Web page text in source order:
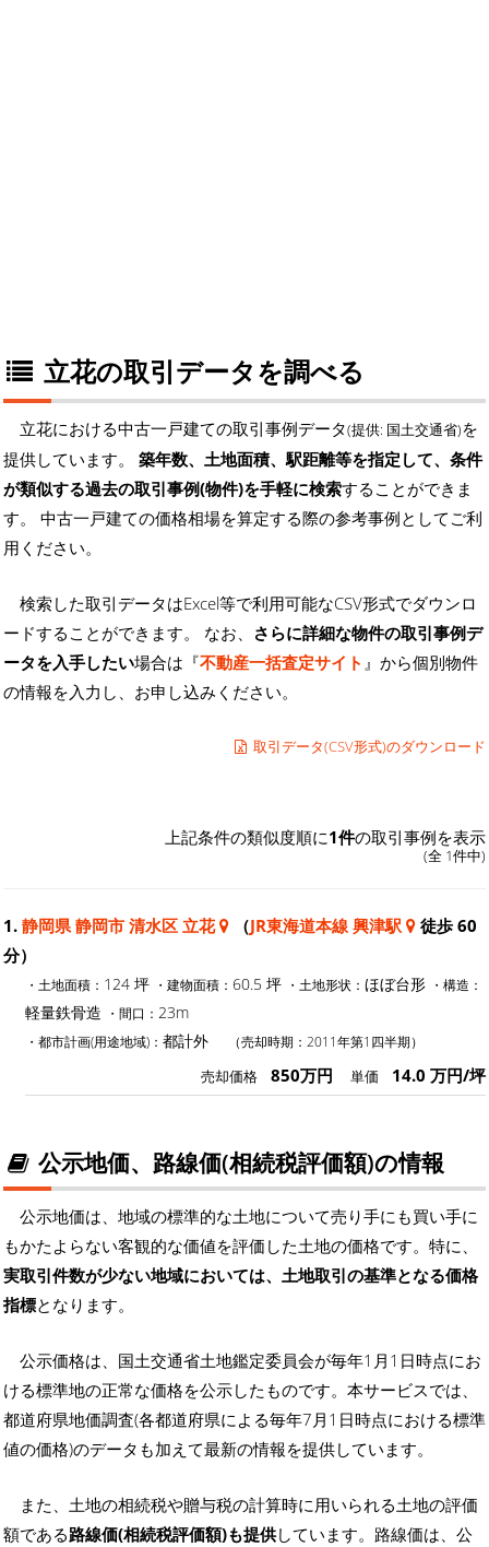
立花の取引データを調べる
立花における中古一戸建ての取引事例データ(提供: 国土交通省)を
提供しています。 築年数、土地面積、駅距離等を指定して、条件
が類似する過去の取引事例(物件)を手軽に検索することができま
す。 中古一戸建ての価格相場を算定する際の参考事例としてご利
用ください。
検索した取引データはExcel等で利用可能なCSV形式でダウンロ
ードすることができます。 なお、 さらに詳細な物件の取引事例デ
ータを入手したい場合は『不動産一括査定サイト 』から個別物件
の情報を入力し、お申し込みください。
取引データ(CSV形式)のダウンロード
上記条件の類似度順に1件の取引事例を表示
(全 1件中)
1. 静岡県 静岡市 清水区 立花 （JR東海道本線 興津駅
徒歩 60
分）
・土地面積： 124 坪 ・建物面積： 60.5 坪 ・土地形状： ほぼ台形 ・構造：
軽量鉄骨造 ・間口： 23m
・都市計画(用途地域)： 都計外 （売却時期：2011年第1四半期）
売却価格 850万円 単価 14.0 万円/坪
公示地価、路線価(相続税評価額)の情報
公示地価は、地域の標準的な土地について売り手にも買い手に
もかたよらない客観的な価値を評価した土地の価格です。特に、
実取引件数が少ない地域においては、土地取引の基準となる価格
指標となります。
公示価格は、国土交通省土地鑑定委員会が毎年1月1日時点にお
ける標準地の正常な価格を公示したものです。本サービスでは、
都道府県地価調査(各都道府県による毎年7月1日時点における標準
値の価格)のデータも加えて最新の情報を提供しています。
また、土地の相続税や贈与税の計算時に用いられる土地の評価
額である路線価(相続税評価額)も提供しています。路線価は、公